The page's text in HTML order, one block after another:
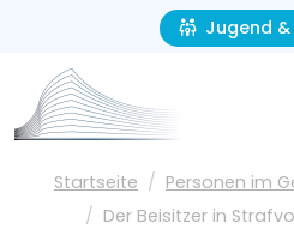
Second Jugend
Startseite Personen im
Der Beisitzer in